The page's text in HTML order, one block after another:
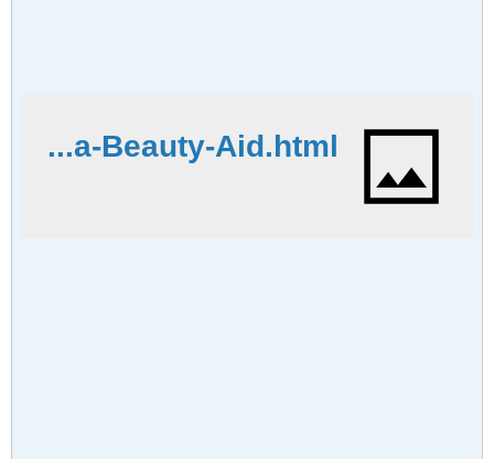
http://www.in-files.com/beauty-file/Benefit-From-Using-Milk-Externally-As-a-Beauty-Aid.html